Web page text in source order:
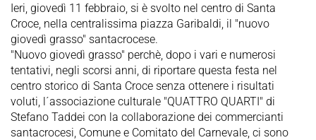
Ieri, giovedì 11 febbraio, si è svolto nel centro di Santa
Croce, nella centralissima piazza Garibaldi, il "nuovo
giovedì grasso" santacrocese.
"Nuovo giovedì grasso" perchè, dopo i vari e numerosi
tentativi, negli scorsi anni, di riportare questa festa nel
centro storico di Santa Croce senza ottenere i risultati
voluti, l´associazione culturale "QUATTRO QUARTI" di
Stefano Taddei con la collaborazione dei commercianti
santacrocesi, Comune e Comitato del Carnevale, ci sono